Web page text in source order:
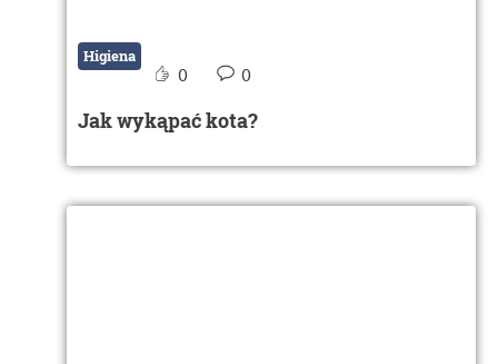
Higiena
0 0
Jak wykąpać kota?